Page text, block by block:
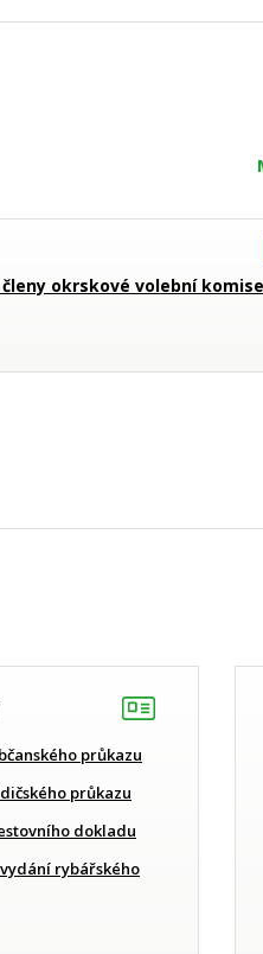
okrskové volební komise
průkazu
průkazu
dokladu
rybářského